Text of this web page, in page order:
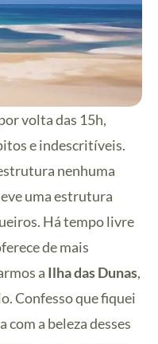
volta das 15h,
e indescritíveis.
nenhuma
uma estrutura
Há tempo livre
de mais
a Ilha das Dunas,
Confesso que fiquei
a beleza desses